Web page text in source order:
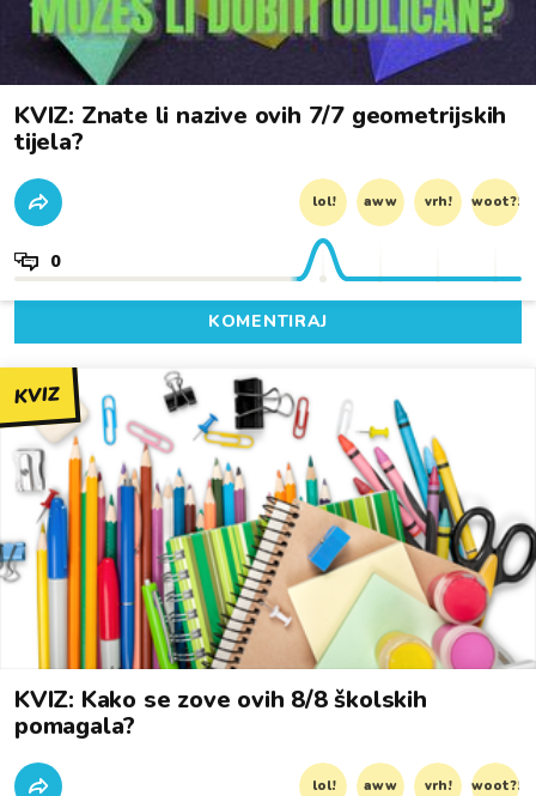
KVIZ: Znate li nazive ovih 7/7 geometrijskih
tijela?
lol! aww vrh! woot?!
0
KOMENTIRAJ
KVIZ
KVIZ: Kako se zove ovih 8/8 školskih
pomagala?
lol! aww vrh! woot?!